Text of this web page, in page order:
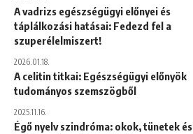
A vadrizs egészségügyi előnyei és
táplálkozási hatásai: Fedezd fel a
szuperélelmiszert!
2026.01.18.
A celitin titkai: Egészségügyi előnyök
tudományos szemszögből
2025.11.16.
Égő nyelv szindróma: okok, tünetek és